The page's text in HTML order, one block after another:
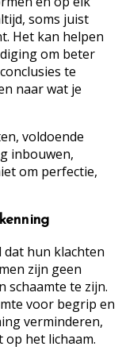
soms juist
Het kan helpen
om beter
te
naar wat je
voldoende
inbouwen,
om perfectie,
dat hun klachten
zijn geen
schaamte te zijn.
voor begrip en
verminderen,
het lichaam.